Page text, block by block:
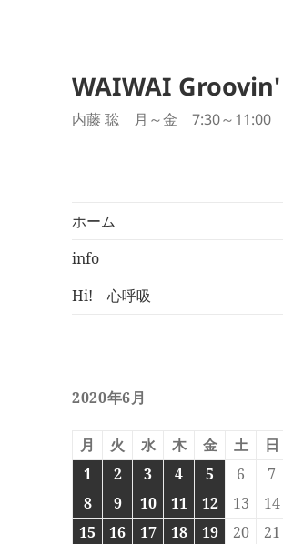
WAIWAI Groovin'
内藤 聡 月～金 7:30～11:00
ホーム
info
Hi! 心呼吸
2020年6月
月 火 水 木 金 土
日
1
2 3 4 5 6
7
8
9 10 11 12 13
14
15
16 17 18 19 20
21